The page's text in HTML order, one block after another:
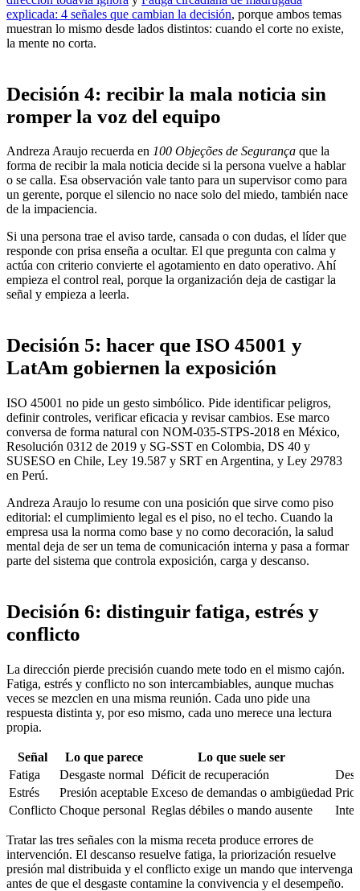
explicada: 4 señales que cambian la decisión, porque ambos temas
muestran lo mismo desde lados distintos: cuando el corte no existe,
la mente no corta.
Decisión 4: recibir la mala noticia sin
romper la voz del equipo
Andreza Araujo recuerda en 100 Objeções de Segurança que la
forma de recibir la mala noticia decide si la persona vuelve a hablar
o se calla. Esa observación vale tanto para un supervisor como para
un gerente, porque el silencio no nace solo del miedo, también nace
de la impaciencia.
Si una persona trae el aviso tarde, cansada o con dudas, el líder que
responde con prisa enseña a ocultar. El que pregunta con calma y
actúa con criterio convierte el agotamiento en dato operativo. Ahí
empieza el control real, porque la organización deja de castigar la
señal y empieza a leerla.
Decisión 5: hacer que ISO 45001 y
LatAm gobiernen la exposición
ISO 45001 no pide un gesto simbólico. Pide identificar peligros,
definir controles, verificar eficacia y revisar cambios. Ese marco
conversa de forma natural con NOM-035-STPS-2018 en México,
Resolución 0312 de 2019 y SG-SST en Colombia, DS 40 y
SUSESO en Chile, Ley 19.587 y SRT en Argentina, y Ley 29783
en Perú.
Andreza Araujo lo resume con una posición que sirve como piso
editorial: el cumplimiento legal es el piso, no el techo. Cuando la
empresa usa la norma como base y no como decoración, la salud
mental deja de ser un tema de comunicación interna y pasa a formar
parte del sistema que controla exposición, carga y descanso.
Decisión 6: distinguir fatiga, estrés y
conflicto
La dirección pierde precisión cuando mete todo en el mismo cajón.
Fatiga, estrés y conflicto no son intercambiables, aunque muchas
veces se mezclen en una misma reunión. Cada uno pide una
respuesta distinta y, por eso mismo, cada uno merece una lectura
propia.
Señal Lo que parece
Lo que suele ser
Fatiga
Desgaste normal Déficit de recuperación
Estrés
Presión aceptable Exceso de demandas o ambigüedad
Conflicto Choque personal Reglas débiles o mando ausente
Tratar las tres señales con la misma receta produce errores de
intervención. El descanso resuelve fatiga, la priorización resuelve
presión mal distribuida y el conflicto exige un mando que intervenga
antes de que el desgaste contamine la convivencia y el desempeño.